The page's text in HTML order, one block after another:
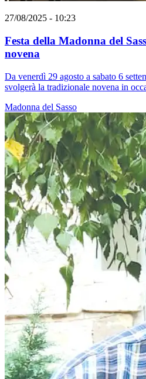
27/08/2025 - 10:23
Festa della Madonna del
novena
Da venerdì 29 agosto a sabato 6
svolgerà la tradizionale novena in
Madonna del Sasso